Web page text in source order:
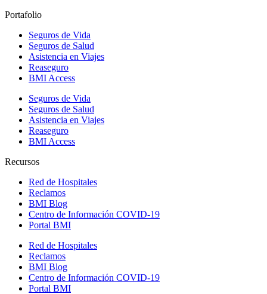
Portafolio
Seguros de Vida
Seguros de Salud
Asistencia en Viajes
Reaseguro
BMI Access
Seguros de Vida
Seguros de Salud
Asistencia en Viajes
Reaseguro
BMI Access
Recursos
Red de Hospitales
Reclamos
BMI Blog
Centro de Información COVID-19
Portal BMI
Red de Hospitales
Reclamos
BMI Blog
Centro de Información COVID-19
Portal BMI